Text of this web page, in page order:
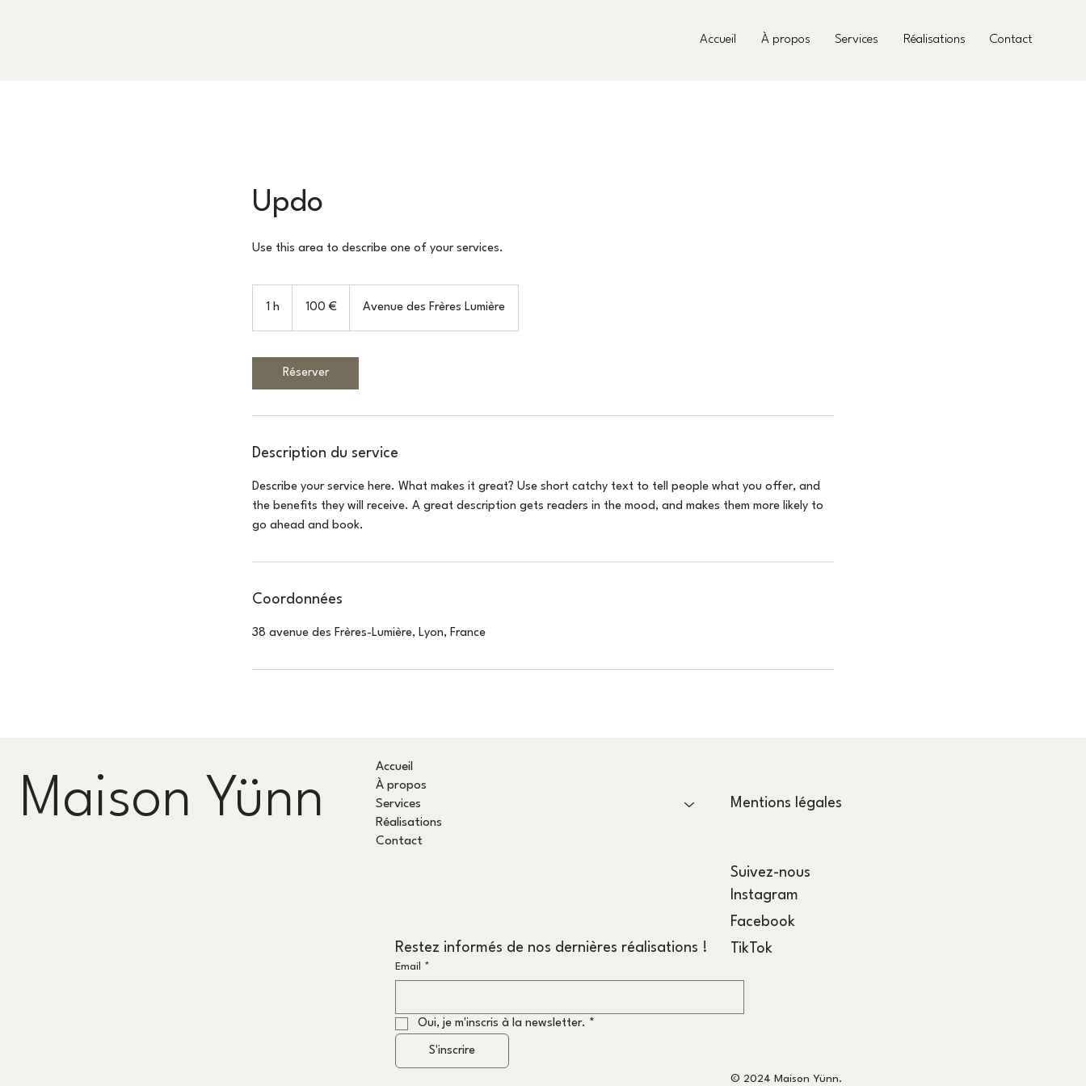
Accueil À propos Services Réalisations Contact
Updo
Use this area to describe one of your services.
1 h 100 € Avenue des Frères Lumière
Réserver
Description du service
Describe your service here. What makes it great? Use short catchy text to tell people what you offer, and
the benefits they will receive. A great description gets readers in the mood, and makes them more likely to
go ahead and book.
Coordonnées
38 avenue des Frères-Lumière, Lyon, France
Maison Yünn
Accueil
À propos
Services
Réalisations
Contact
Restez informés de nos dernières réalisations !
Email *
Oui, je m'inscris à la newsletter. *
S'inscrire
Mentions légales
Suivez-nous
Instagram
Facebook
TikTok
© 2024 Maison Yünn.